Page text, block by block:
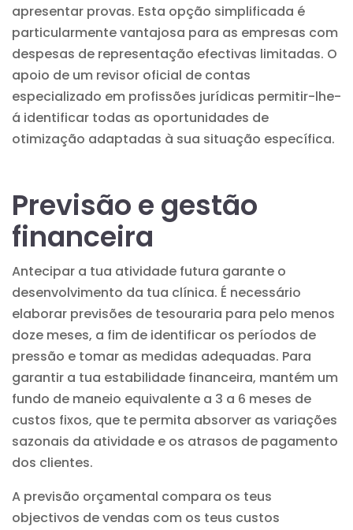
apresentar provas. Esta opção simplificada é
particularmente vantajosa para as empresas com
despesas de representação efectivas limitadas. O
apoio de um revisor oficial de contas
especializado em profissões jurídicas permitir-lhe-
á identificar todas as oportunidades de
otimização adaptadas à sua situação específica.
Previsão e gestão
financeira
Antecipar a tua atividade futura garante o
desenvolvimento da tua clínica. É necessário
elaborar previsões de tesouraria para pelo menos
doze meses, a fim de identificar os períodos de
pressão e tomar as medidas adequadas. Para
garantir a tua estabilidade financeira, mantém um
fundo de maneio equivalente a 3 a 6 meses de
custos fixos, que te permita absorver as variações
sazonais da atividade e os atrasos de pagamento
dos clientes.
A previsão orçamental compara os teus
objectivos de vendas com os teus custos